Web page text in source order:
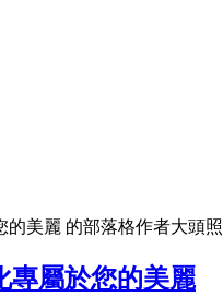
美麗 的部落格作者大頭照
專屬於您的美麗